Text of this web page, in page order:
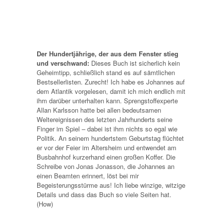
Der Hundertjährige, der aus dem Fenster stieg
und verschwand: Dieses Buch ist sicherlich kein
Geheimtipp, schließlich stand es auf sämtlichen
Bestsellerlisten. Zurecht! Ich habe es Johannes auf
dem Atlantik vorgelesen, damit ich mich endlich mit
ihm darüber unterhalten kann. Sprengstoffexperte
Allan Karlsson hatte bei allen bedeutsamen
Weltereignissen des letzten Jahrhunderts seine
Finger im Spiel – dabei ist ihm nichts so egal wie
Politik. An seinem hundertstem Geburtstag flüchtet
er vor der Feier im Altersheim und entwendet am
Busbahnhof kurzerhand einen großen Koffer. Die
Schreibe von Jonas Jonasson, die Johannes an
einen Beamten erinnert, löst bei mir
Begeisterungsstürme aus! Ich liebe winzige, witzige
Details und dass das Buch so viele Seiten hat.
(How)